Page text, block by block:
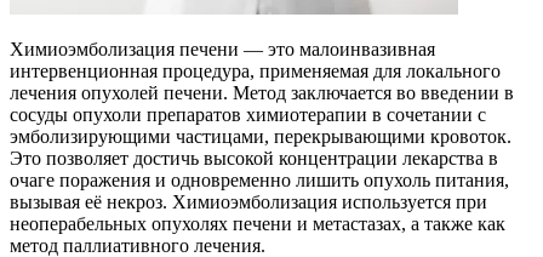
Химиоэмболизация печени — это малоинвазивная
интервенционная процедура, применяемая для локального
лечения опухолей печени. Метод заключается во введении в
сосуды опухоли препаратов химиотерапии в сочетании с
эмболизирующими частицами, перекрывающими кровоток.
Это позволяет достичь высокой концентрации лекарства в
очаге поражения и одновременно лишить опухоль питания,
вызывая её некроз. Химиоэмболизация используется при
неоперабельных опухолях печени и метастазах, а также как
метод паллиативного лечения.